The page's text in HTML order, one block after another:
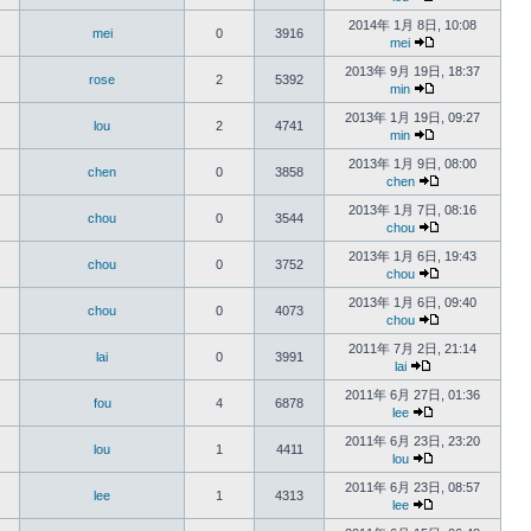
mei 0 3916
2014年 1月 8日, 10:08
mei
rose 2 5392
2013年 9月 19日, 18:37
min
lou 2 4741
2013年 1月 19日, 09:27
min
chen 0 3858
2013年 1月 9日, 08:00
chen
chou 0 3544
2013年 1月 7日, 08:16
chou
chou 0 3752
2013年 1月 6日, 19:43
chou
chou 0 4073
2013年 1月 6日, 09:40
chou
lai 0 3991
2011年 7月 2日, 21:14
lai
fou 4 6878
2011年 6月 27日, 01:36
lee
lou 1 4411
2011年 6月 23日, 23:20
lou
lee 1 4313
2011年 6月 23日, 08:57
lee